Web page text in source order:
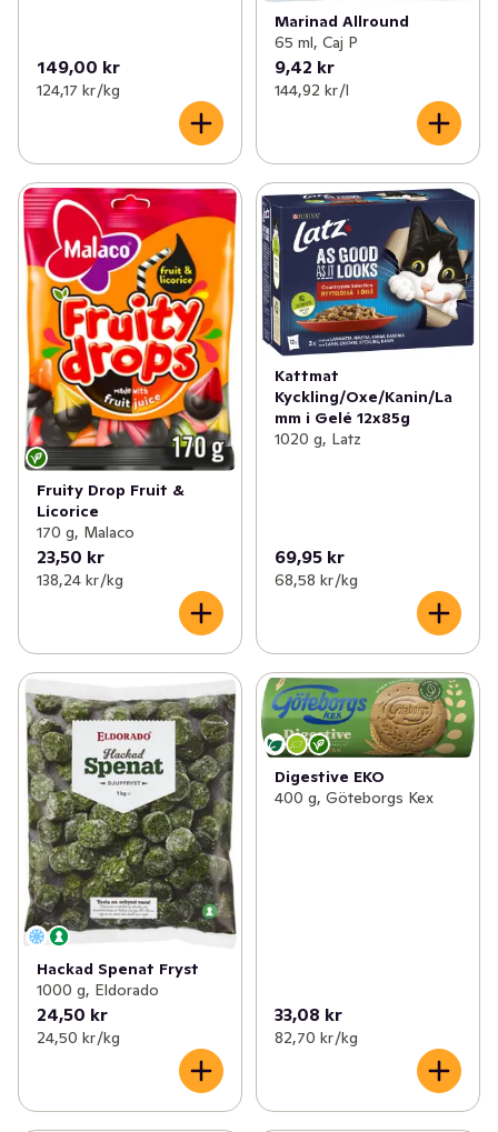
149,00 kr
124,17 kr /kg
Marinad Allround
65 ml, Caj P
9,42 kr
144,92 kr /l
Fruity Drop Fruit &
Licorice
170 g, Malaco
23,50 kr
138,24 kr /kg
Kattmat
Kyckling/Oxe/Kanin/La
mm i Gelé 12x85g
1020 g, Latz
69,95 kr
68,58 kr /kg
Hackad Spenat Fryst
1000 g, Eldorado
24,50 kr
24,50 kr /kg
Digestive EKO
400 g, Göteborgs Kex
33,08 kr
82,70 kr /kg